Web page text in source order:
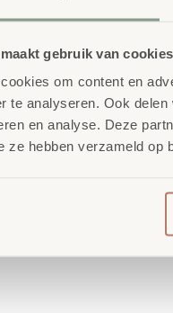
gebruik van cookies
om content en
te analyseren. Ook
en analyse. Deze
ze hebben verzameld op
in
inspireert
van kinderen én